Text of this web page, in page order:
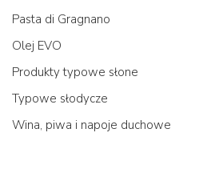
Pasta di Gragnano
Olej EVO
Produkty typowe słone
Typowe słodycze
Wina, piwa i napoje duchowe